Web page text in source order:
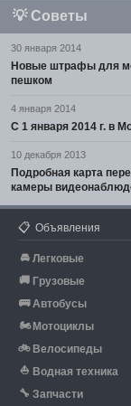
💡 Советы
30 января 2014
Новые штрафы для
пешком
4 января 2014
С 1 января 2014 г. в
10 декабря 2013
Подробная карта
камеры
📋 Объявления
🚘 Легковые
🚚 Грузовые
🚌 Автобусы
🏍 Мотоциклы
🚲 Велосипеды
⛵ Водная техника
🔧 Запчасти